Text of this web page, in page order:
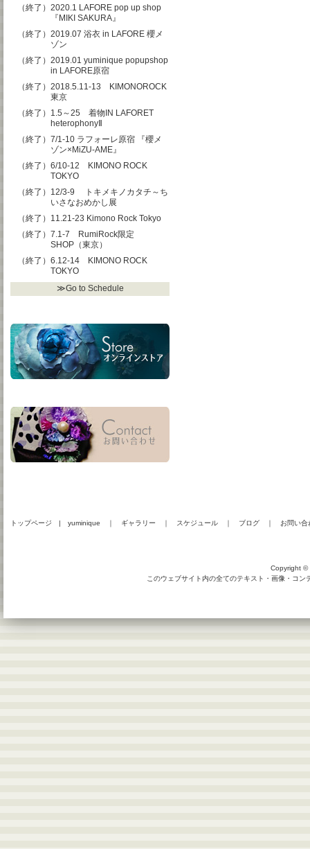
（終了）2020.1 LAFORE pop up shop
『MIKI SAKURA』
（終了）2019.07 浴衣 in LAFORE 櫻メ
ゾン
（終了）2019.01 yuminique popupshop
in LAFORE原宿
（終了）2018.5.11-13 KIMONOROCK
東京
（終了）1.5～25 着物IN LAFORET
heterophonyⅡ
（終了）7/1-10 ラフォーレ原宿 『櫻メ
ゾン×MiZU-AME』
（終了）6/10-12 KIMONO ROCK
TOKYO
（終了）12/3-9 トキメキノカタチ～ち
いさなおめかし展
（終了）11.21-23 Kimono Rock Tokyo
（終了）7.1-7 RumiRock限定
SHOP（東京）
（終了）6.12-14 KIMONO ROCK
TOKYO
≫Go to Schedule
トップページ | yuminique ｜ ギャラリー ｜ スケジュール ｜ ブログ ｜ お問い合
Copyright ©
このウェブサイト内の全てのテキスト・画像・コ